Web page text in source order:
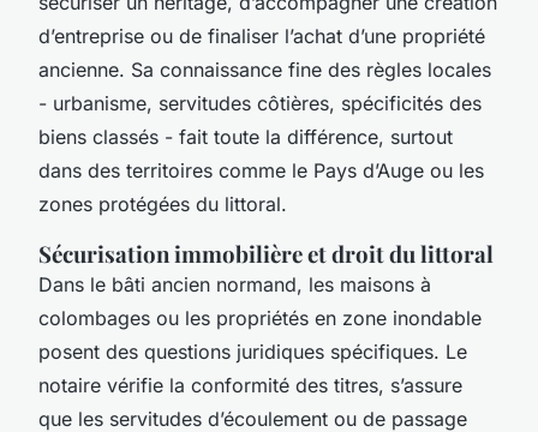
d’entreprise ou de finaliser l’achat d’une propriété
ancienne. Sa connaissance fine des règles locales
- urbanisme, servitudes côtières, spécificités des
biens classés - fait toute la différence, surtout
dans des territoires comme le Pays d’Auge ou les
zones protégées du littoral.
Sécurisation immobilière et droit du littoral
Dans le bâti ancien normand, les maisons à
colombages ou les propriétés en zone inondable
posent des questions juridiques spécifiques. Le
notaire vérifie la conformité des titres, s’assure
que les servitudes d’écoulement ou de passage